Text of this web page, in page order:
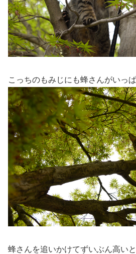
こっちのもみじにも蜂さんがいっぱ
蜂さんを追いかけてずいぶん高い